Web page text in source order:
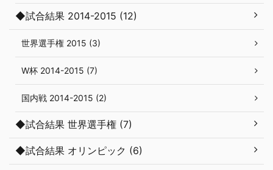
◆試合結果 2014-2015 (12)
世界選手権 2015 (3)
W杯 2014-2015 (7)
国内戦 2014-2015 (2)
◆試合結果 世界選手権 (7)
◆試合結果 オリンピック (6)